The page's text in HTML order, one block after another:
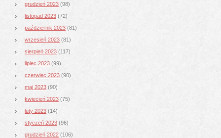
grudzień 2023 (98)
listopad 2023 (72)
październik 2023 (81)
wrzesień 2023 (81)
sierpień 2023 (117)
lipiec 2023 (99)
czerwiec 2023 (90)
maj 2023 (90)
kwiecień 2023 (75)
luty 2023 (14)
styczeń 2023 (96)
grudzień 2022 (106)